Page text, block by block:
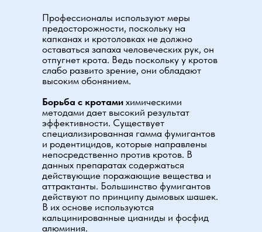
Профессионалы используют меры
предосторожности, поскольку на
капканах и кротоловках не должно
оставаться запаха человеческих рук, он
отпугнет крота. Ведь поскольку у кротов
слабо развито зрение, они обладают
высоким обонянием.
Борьба с кротами химическими
методами дает высокий результат
эффективности. Существует
специализированная гамма фумигантов
и родентицидов, которые направлены
непосредственно против кротов. В
данных препаратах содержаться
действующие поражающие вещества и
аттрактанты. Большинство фумигантов
действуют по принципу дымовых шашек.
В их основе используются
кальцинированные цианиды и фосфид
алюминия.